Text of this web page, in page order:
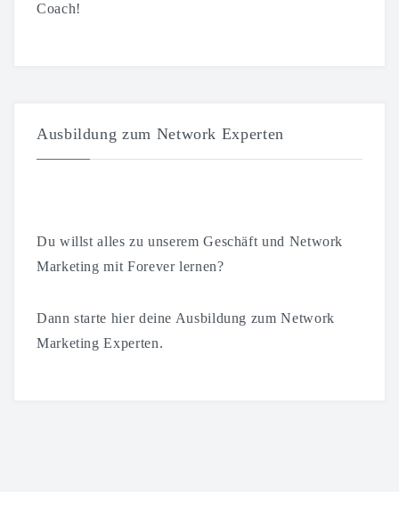
Coach!
Ausbildung zum Network Experten
Du willst alles zu unserem Geschäft und Network
Marketing mit Forever lernen?
Dann starte hier deine Ausbildung zum Network
Marketing Experten.